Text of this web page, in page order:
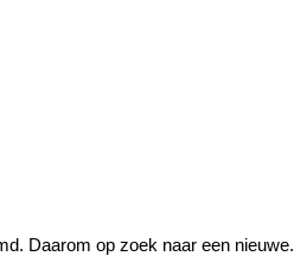
Daarom op zoek naar een nieuwe.